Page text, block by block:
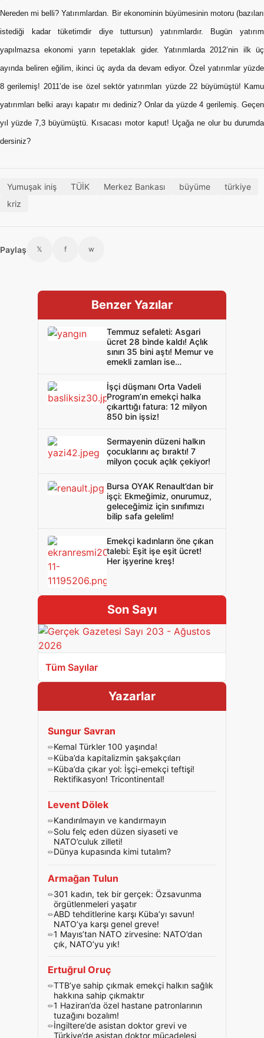
Nereden mi belli? Yatırımlardan. Bir ekonominin büyümesinin motoru (bazıları
istediği kadar tüketimdir diye tuttursun) yatırımlardır. Bugün yatırım
yapılmazsa ekonomi yarın tepetaklak gider. Yatırımlarda 2012’nin ilk üç
ayında beliren eğilim, ikinci üç ayda da devam ediyor. Özel yatırımlar yüzde
8 gerilemiş! 2011’de ise özel sektör yatırımları yüzde 22 büyümüştü! Kamu
yatırımları belki arayı kapatır mı dediniz? Onlar da yüzde 4 gerilemiş. Geçen
yıl yüzde 7,3 büyümüştü. Kısacası motor kaput! Uçağa ne olur bu durumda
dersiniz?
Yumuşak iniş TÜİK Merkez Bankası büyüme
türkiye
kriz
Paylaş 𝕏 f w
Benzer Yazılar
Temmuz sefaleti: Asgari
ücret 28 binde kaldı! Açlık
sınırı 35 bini aştı! Memur ve
emekli zamları ise
üflemekten farksız!
İşçi düşmanı Orta Vadeli
Program’ın emekçi halka
çıkarttığı fatura: 12 milyon
850 bin işsiz!
Sermayenin düzeni halkın
çocuklarını aç bıraktı! 7
milyon çocuk açlık çekiyor!
Bursa OYAK Renault’dan bir
işçi: Ekmeğimiz, onurumuz,
geleceğimiz için sınıfımızı
bilip safa gelelim!
Emekçi kadınların öne çıkan
talebi: Eşit işe eşit ücret!
Her işyerine kreş!
Son Sayı
Tüm Sayılar
Yazarlar
Sungur Savran
Kemal Türkler 100 yaşında!
Küba’da kapitalizmin şakşakçıları
Küba’da çıkar yol: İşçi-emekçi teftişi!
Rektifikasyon! Tricontinental!
Levent Dölek
Kandırılmayın ve kandırmayın
Solu felç eden düzen siyaseti ve
NATO’culuk zilleti!
Dünya kupasında kimi tutalım?
Armağan Tulun
301 kadın, tek bir gerçek: Özsavunma
örgütlenmeleri yaşatır
ABD tehditlerine karşı Küba’yı savun!
NATO’ya karşı genel greve!
1 Mayıs’tan NATO zirvesine: NATO’dan
çık, NATO’yu yık!
Ertuğrul Oruç
TTB’ye sahip çıkmak emekçi halkın sağlık
hakkına sahip çıkmaktır
1 Haziran’da özel hastane patronlarının
tuzağını bozalım!
İngiltere’de asistan doktor grevi ve
Türkiye’de asistan doktor mücadelesi